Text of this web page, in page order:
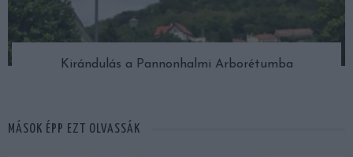
Kirándulás a Pannonhalmi Arborétumba
MÁSOK ÉPP EZT OLVASSÁK